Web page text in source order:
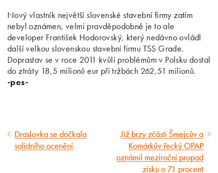
Nový vlastník největší slovenské stavební firmy zatím
nebyl oznámen, velmi pravděpodobně je to ale
developer František Hodorovský, který nedávno ovládl
další velkou slovenskou stavební firmu TSS Grade.
Doprastav se v roce 2011 kvůli problémům v Polsku dostal
do ztráty 18,5 milionů eur při tržbách 262,51 milionů.
-pes-
Předcházející
článek
Draslovka se dočkala
solidního ocenění
Následující
článek
Již brzy zčásti Šmejcův a
Komárkův řecký OPAP
oznámil meziroční propad
zisku o 71 procent